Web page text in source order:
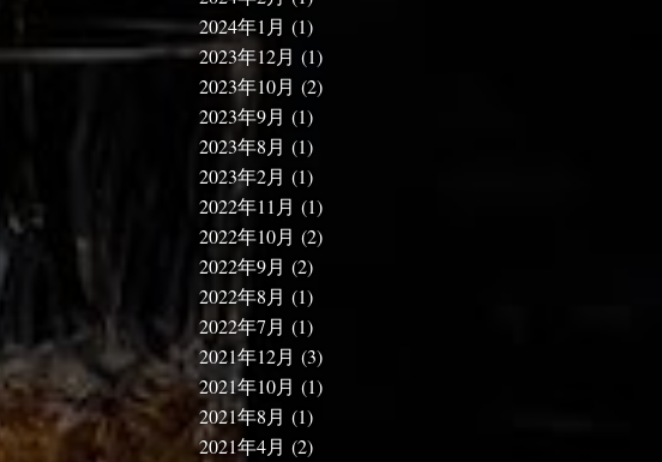
2024年1月 (1)
2023年12月 (1)
2023年10月 (2)
2023年9月 (1)
2023年8月 (1)
2023年2月 (1)
2022年11月 (1)
2022年10月 (2)
2022年9月 (2)
2022年8月 (1)
2022年7月 (1)
2021年12月 (3)
2021年10月 (1)
2021年8月 (1)
2021年4月 (2)